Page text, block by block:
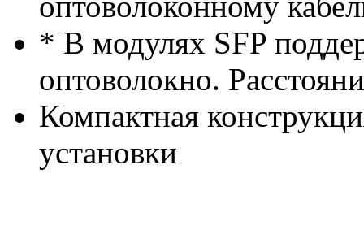
* В модулях SFP
оптоволокно.
Компактная
установки